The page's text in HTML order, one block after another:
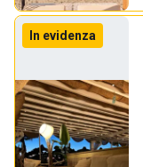
In evidenza